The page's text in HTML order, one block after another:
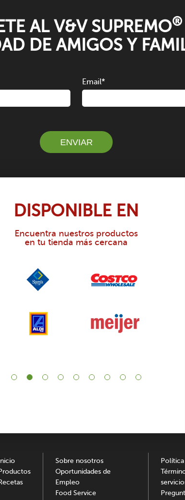
AL V&V SUPREMO®
DE AMIGOS Y
Email*
ENVIAR
DISPONIBLE EN
Encuentra nuestros productos
en tu tienda más cercana
Inicio
Sobre nosotros
Oportunidades de
Empleo
Food Service